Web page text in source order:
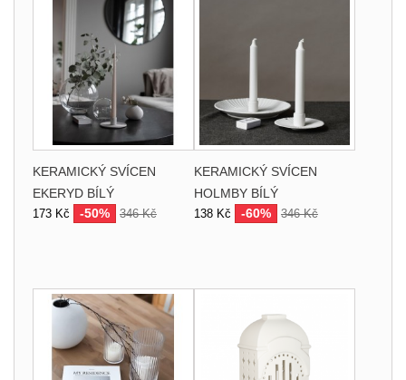
KERAMICKÝ SVÍCEN
EKERYD BÍLÝ
173 Kč -50% 346 Kč
KERAMICKÝ SVÍCEN
HOLMBY BÍLÝ
138 Kč -60% 346 Kč